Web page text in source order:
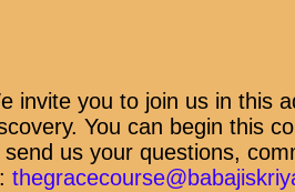
invite you to join us in this
You can begin this
send us your questions,